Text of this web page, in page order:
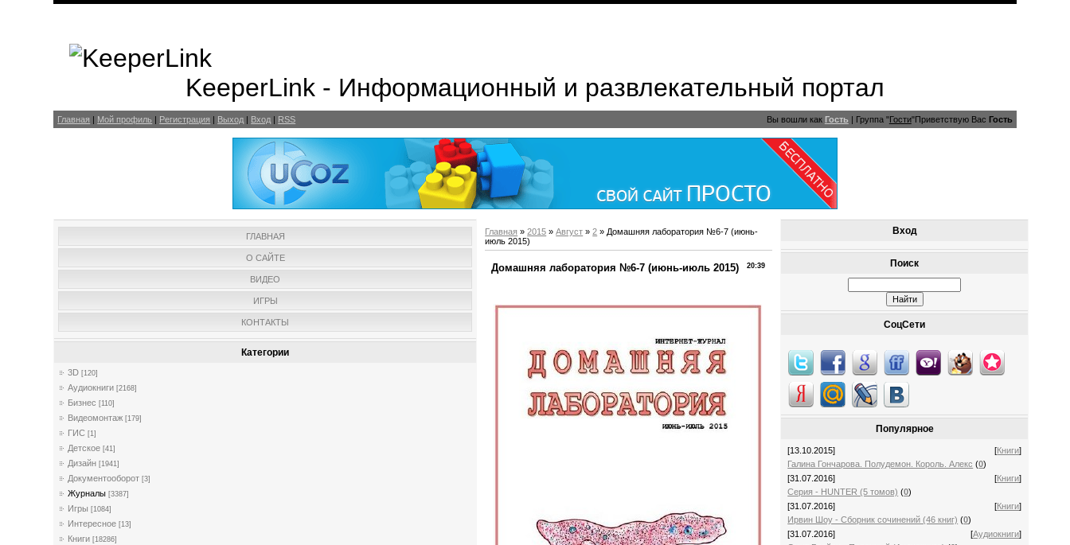
KeeperLink - Информационный и развлекательный портал
Главная | Мой профиль | Регистрация | Выход | Вход | RSS Вы вошли как Гость | Группа"Гости"Приветствую Вас Гость
ГЛАВНАЯ
О САЙТЕ
ВИДЕО
ИГРЫ
КОНТАКТЫ
Категории
3D [120]
Аудиокниги [2168]
Бизнес [110]
Видеомонтаж [179]
ГИС [1]
Детское [41]
Дизайн [1941]
Документооборот [3]
Журналы [3387]
Игры [1084]
Интересное [13]
Книги [18286]
Главная »2015 » Август » 2 » Домашняя лаборатория №6-7 (июнь-
июль 2015)
20:39
Домашняя лаборатория №6-7 (июнь-июль 2015)
Вход
Поиск
СоцСети
Популярное
[13.10.2015] [Книги]
Галина Гончарова. Полудемон. Король. Алекс (0)
[31.07.2016]
[Книги]
Серия - HUNTER (5 томов) (0)
[31.07.2016]
[Книги]
Ирвин Шоу - Сборник сочинений (46 книг) (0)
[31.07.2016]
[Аудиокниги]